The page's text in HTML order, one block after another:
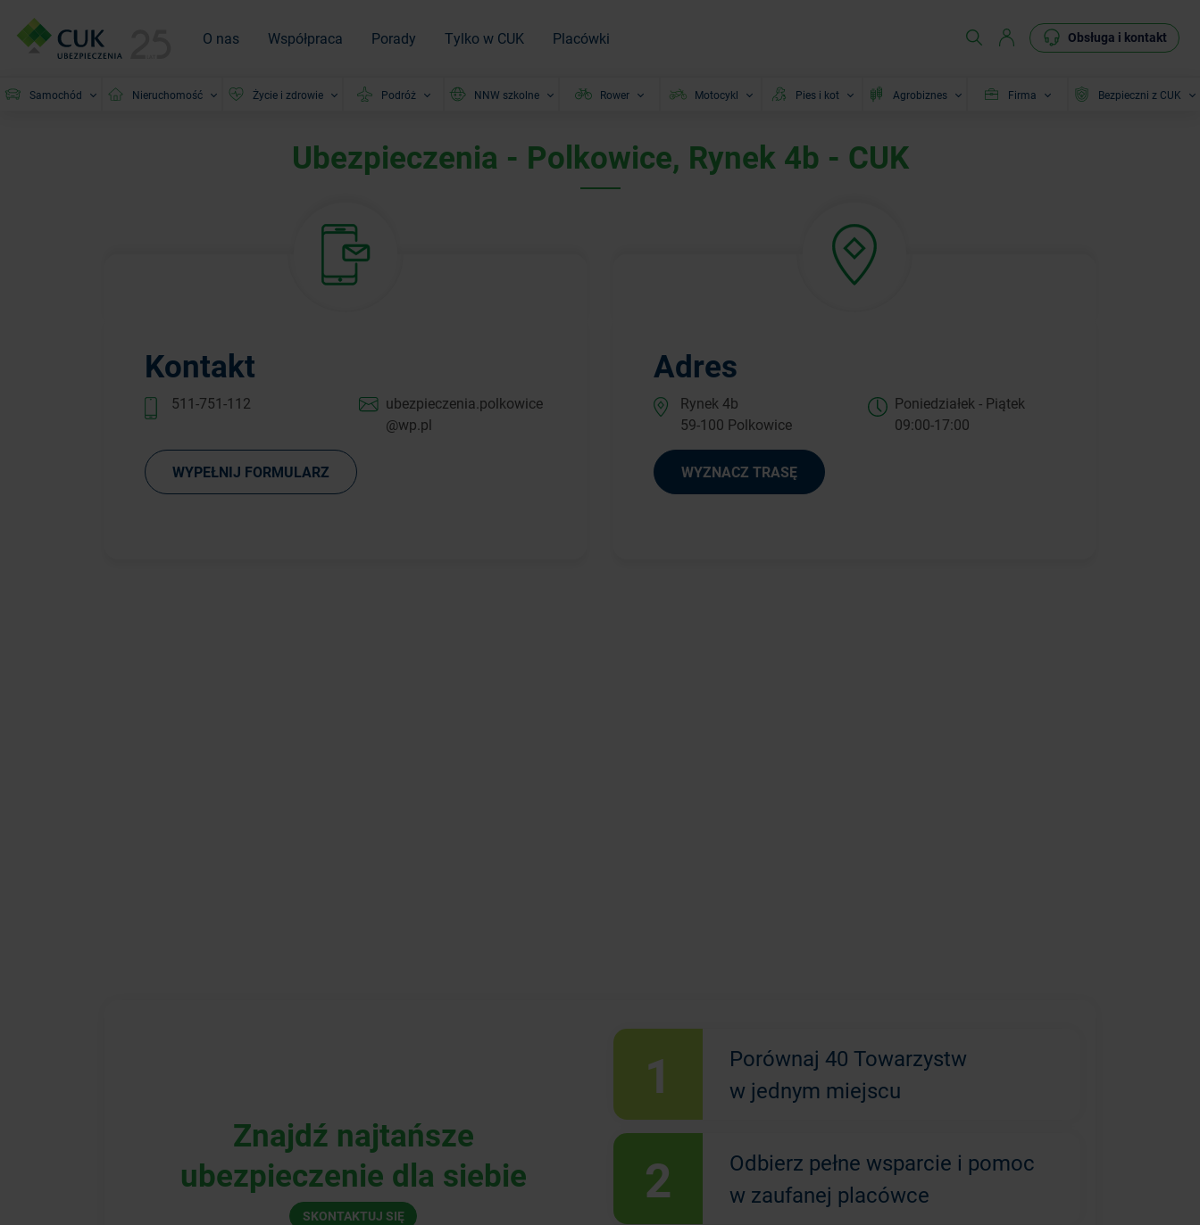
O nas Współpraca Porady Tylko w CUK Placówki Obsługa i kontakt
Samochód Nieruchomość Życie i zdrowie Podróż NNW szkolne Rower Motocykl Pies i kot Agrobiznes Firma Bezpieczni z CUK
Ubezpieczenia - Polkowice, Rynek 4b - CUK
Kontakt
511-751-112
ubezpieczenia.polkowice
@wp.pl
WYPEŁNIJ FORMULARZ
Adres
Rynek 4b
59-100 Polkowice
Poniedziałek - Piątek
09:00-17:00
WYZNACZ TRASĘ
Znajdź najtańsze
ubezpieczenie dla siebie
SKONTAKTUJ SIĘ
1
Porównaj 40 Towarzystw
w jednym miejscu
2
Odbierz pełne wsparcie i pomoc
w zaufanej placówce